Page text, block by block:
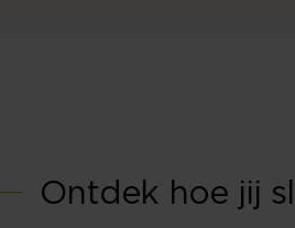
Ontdek hoe jij